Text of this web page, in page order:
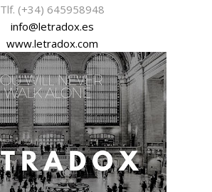
Tlf. (+34) 645958948
info@letradox.es
www.letradox.com